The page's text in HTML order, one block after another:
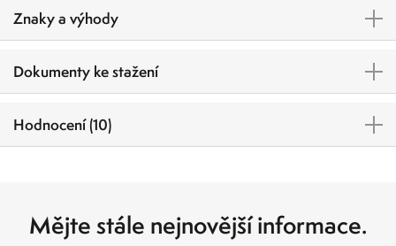
Znaky a výhody
Dokumenty ke stažení
Hodnocení (10)
Mějte stále nejnovější informace.